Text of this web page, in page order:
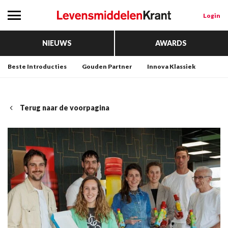
Login
NIEUWS AWARDS
Beste Introducties Gouden Partner Innova Klassiek
Terug naar de voorpagina